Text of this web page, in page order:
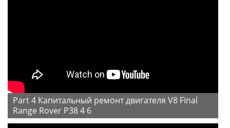
Part 4 Капитальный ремонт двигателя V8 Final
Range Rover P38 4 6